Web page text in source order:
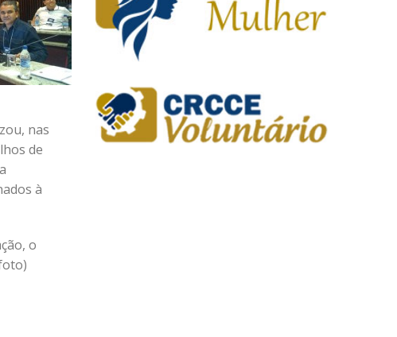
nas
de
à
o